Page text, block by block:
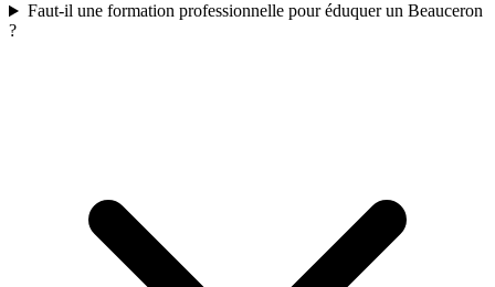
Faut-il une formation professionnelle pour éduquer un Beauceron
?